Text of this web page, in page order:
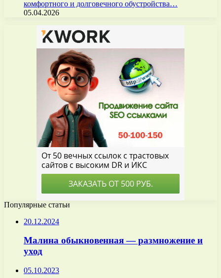
комфортного и долговечного обустройства…
05.04.2026
Популярные статьи
20.12.2024
Малина обыкновенная — размножение и
уход
05.10.2023